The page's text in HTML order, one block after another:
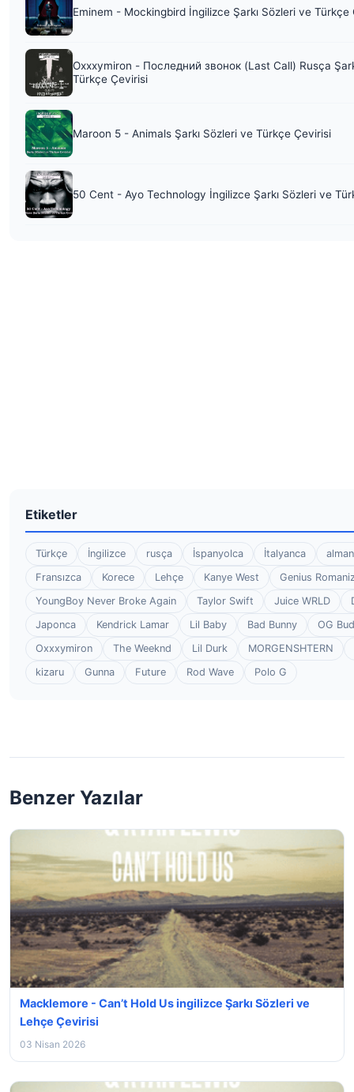
Eminem - Mockingbird İngilizce Şarkı Sözleri ve Türkçe
Oxxxymiron - Последний звонок (Last Call) Rusça
Türkçe Çevirisi
Maroon 5 - Animals Şarkı Sözleri ve Türkçe Çevirisi
50 Cent - Ayo Technology İngilizce Şarkı Sözleri ve
Etiketler
Türkçe İngilizce rusça İspanyolca İtalyanca
Fransızca
Korece Lehçe Kanye West
Genius
YoungBoy Never Broke Again
Taylor Swift Juice WRLD
Japonca
Kendrick Lamar Lil Baby Bad Bunny
OG
Oxxxymiron
The Weeknd Lil Durk
MORGENSHTERN
kizaru
Gunna Future Rod Wave Polo G
Benzer Yazılar
Macklemore - Can’t Hold Us ingilizce Şarkı Sözleri ve
Lehçe Çevirisi
03 Nisan 2026